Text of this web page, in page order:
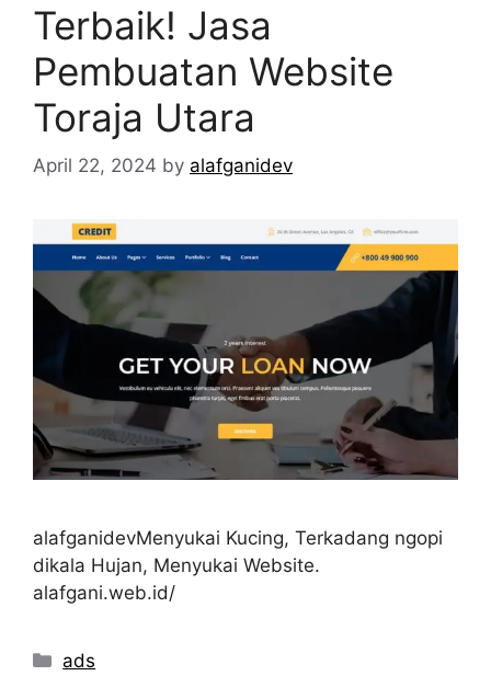
Terbaik! Jasa
Pembuatan Website
Toraja Utara
April 22, 2024 by alafganidev
alafganidevMenyukai Kucing, Terkadang ngopi
dikala Hujan, Menyukai Website.
alafgani.web.id/
Categories
ads